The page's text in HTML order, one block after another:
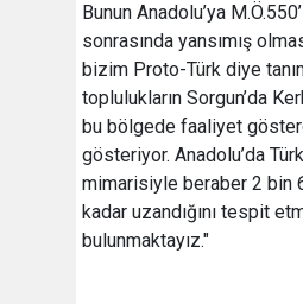
Bunun Anadolu’ya
sonrasında yansımış
bizim Proto-Türk diye
toplulukların Sorgun’da
bu bölgede faaliyet
gösteriyor. Anadolu’da
mimarisiyle beraber 2 bin
kadar uzandığını tespit
bulunmaktayız."